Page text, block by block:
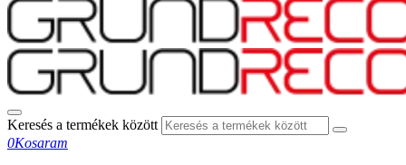
Keresés a termékek között
0Kosaram